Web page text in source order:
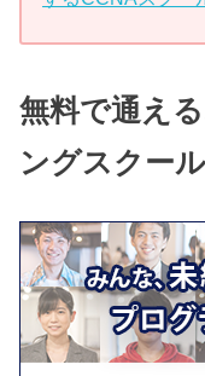
無料で通え
ングスクール